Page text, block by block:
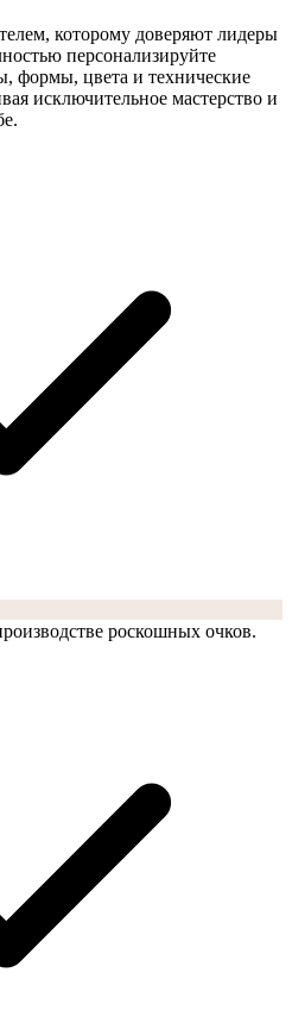
которому доверяют лидеры
персонализируйте
формы, цвета и технические
исключительное мастерство и
роскошных очков.